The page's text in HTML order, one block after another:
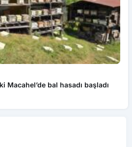
Macahel’de bal hasadı başladı